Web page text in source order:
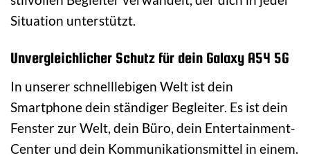
Situation unterstützt.
Unvergleichlicher Schutz für dein Galaxy A54 5G
In unserer schnelllebigen Welt ist dein
Smartphone dein ständiger Begleiter. Es ist dein
Fenster zur Welt, dein Büro, dein Entertainment-
Center und dein Kommunikationsmittel in einem.